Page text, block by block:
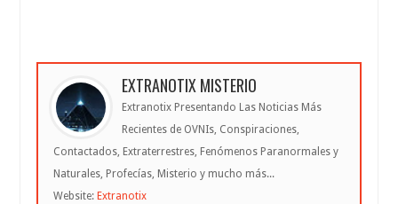
EXTRANOTIX MISTERIO
Extranotix Presentando Las Noticias Más
Recientes de OVNIs, Conspiraciones,
Contactados, Extraterrestres, Fenómenos Paranormales y
Naturales, Profecías, Misterio y mucho más...
Website: Extranotix